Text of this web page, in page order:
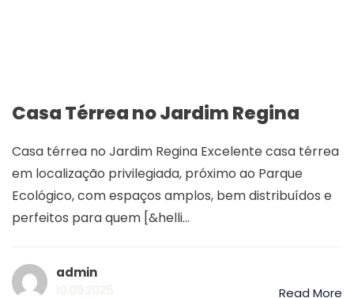
Casa Térrea no Jardim Regina
Casa térrea no Jardim Regina Excelente casa térrea
em localização privilegiada, próximo ao Parque
Ecológico, com espaços amplos, bem distribuídos e
perfeitos para quem [&helli...
admin
10.09.2025
Read More